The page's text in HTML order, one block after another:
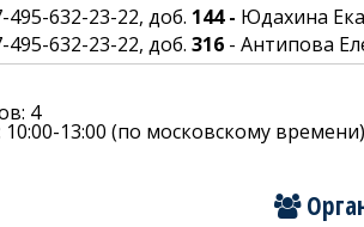
495-632-23-22, доб. 144 - Юдахина
495-632-23-22, доб. 316 - Антипова
4
13:00 (по московскому времени)